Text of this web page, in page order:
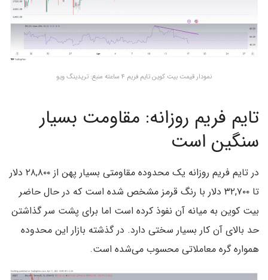
نمودار قیمت بیت کوین تایم فریم ۴ ساعته منبع: تریدینگ ویو
تایم فریم روزانه: مقاومت بسیار
سنگین است
در تایم فریم روزانه یک محدوده مقاومتی بسیار پهن از ۲۸,۸۰۰ دلار
تا ۳۲,۷۰۰ دلار با رنگ قرمز مشخص شده است که در حال حاضر
بیت کوین به میانه آن نفوذ کرده است اما برای پشت سر گذاشتن
حد بالای آن کار بسیار سختی دارد. در گذشته بازار این محدوده
همواره گره معاملاتی محسوب می‌شده است.